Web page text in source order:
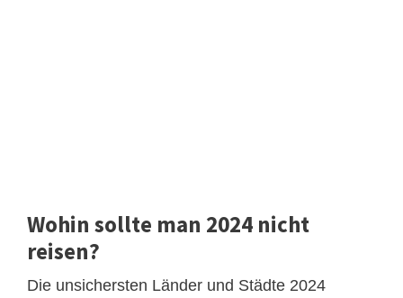
Wohin sollte man 2024 nicht
reisen?
Die unsichersten Länder und Städte 2024